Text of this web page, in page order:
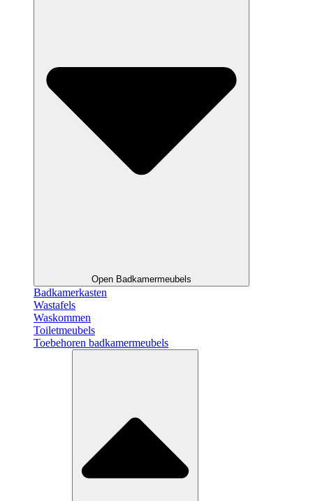
Open Badkamermeubels
Badkamerkasten
Wastafels
Waskommen
Toiletmeubels
Toebehoren badkamermeubels